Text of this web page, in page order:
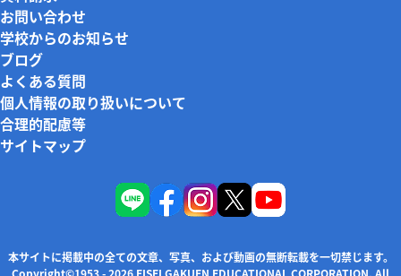
お問い合わせ
学校からのお知らせ
ブログ
よくある質問
個人情報の取り扱いについて
合理的配慮等
サイトマップ
本サイトに掲載中の全ての文章、写真、および動画の無断転載を一切禁じます。
Copyright©1953 - 2026 EISEI GAKUEN EDUCATIONAL CORPORATION. All